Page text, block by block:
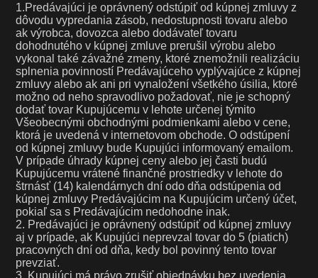
1.Predávajúci je oprávnený odstúpiť od kúpnej zmluvy z
dôvodu vypredania zásob, nedostupnosti tovaru alebo
ak výrobca, dovozca alebo dodávateľ tovaru
dohodnutého v kúpnej zmluve prerušil výrobu alebo
vykonal také závažné zmeny, ktoré znemožnili realizáciu
splnenia povinností Predávajúceho vyplývajúce z kúpnej
zmluvy alebo ak ani pri vynaložení všetkého úsilia, ktoré
možno od neho spravodlivo požadovať, nie je schopný
dodať tovar Kupujúcemu v lehote určenej týmito
Všeobecnými obchodnými podmienkami alebo v cene,
ktorá je uvedená v internetovom obchode. O odstúpení
od kúpnej zmluvy bude Kupujúci informovaný emailom.
V prípade úhrady kúpnej ceny alebo jej časti budú
Kupujúcemu vrátené finančné prostriedky v lehote do
štrnásť (14) kalendárnych dní odo dňa odstúpenia od
kúpnej zmluvy Predávajúcim na Kupujúcim určený účet,
pokiaľ sa s Predávajúcim nedohodne inak.
2. Predávajúci je oprávnený odstúpiť od kúpnej zmluvy
aj v prípade, ak Kupujúci neprevzal tovar do 5 (piatich)
pracovných dní od dňa, kedy bol povinný tento tovar
prevziať.
3. Kupujúci má právo zrušiť objednávku bez uvedenia